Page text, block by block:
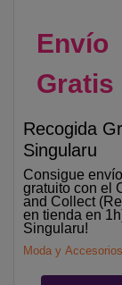
Envío
Gratis
Recogida
Singularu
Consigue envío
gratuito con el
and Collect
en tienda en
Singularu!
Moda y Accesorios